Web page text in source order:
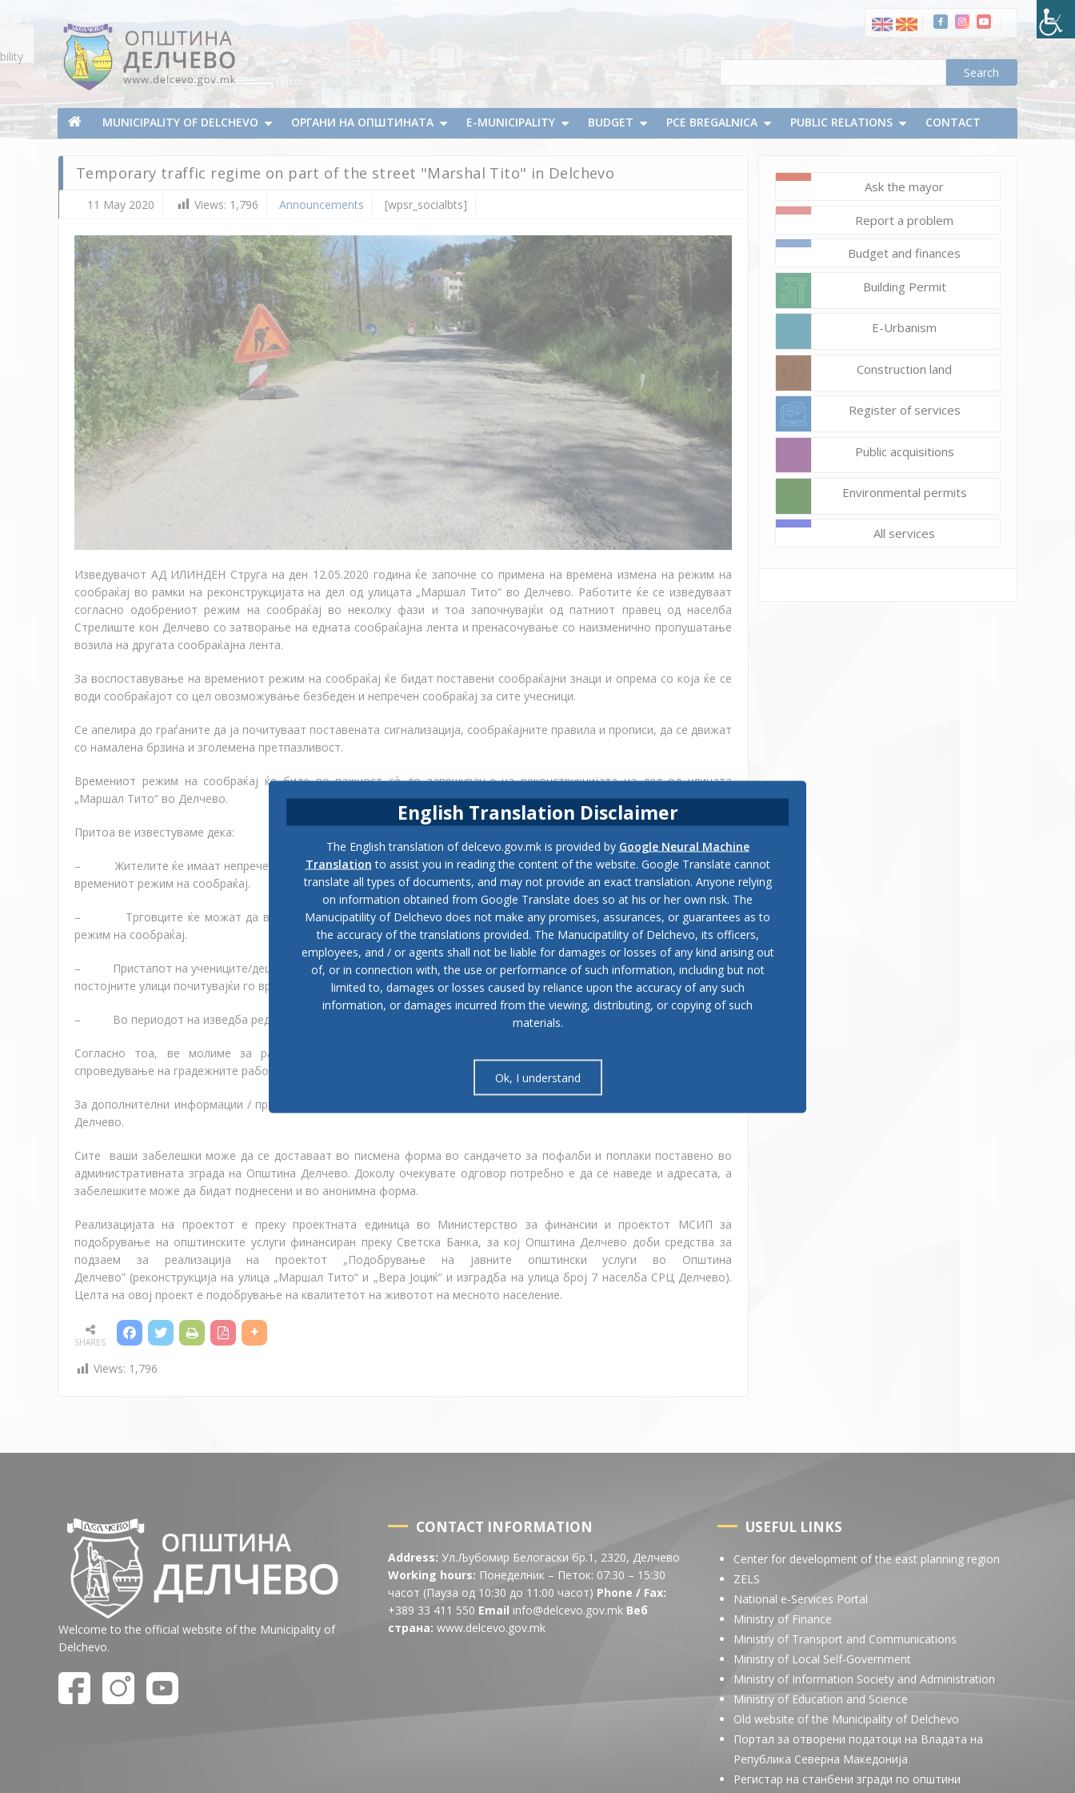
Municipality of Delchevo
Municipality of Delchevo
MUNICIPALITY OF DELCHEVO ОРГАНИ НА ОПШТИНАТА E-MUNICIPALITY BUDGET PCE BREGALNICA PUBLIC RELATIONS CONTACT
Temporary traffic regime on part of the street "Marshal Tito" in Delchevo
11 May 2020 Views: 1,796 Announcements [wpsr_socialbts]
part
street
"Marshal
Tito"
in
Изведувачот АД ИЛИНДЕН Струга на ден 12.05.2020 година ќе започне со примена на времена измена на режим на
сообраќај во рамки на реконструкцијата на дел од улицата „Маршал Тито“ во Делчево. Работите ќе се изведуваат
согласно одобрениот режим на сообраќај во неколку фази и тоа започнувајќи од патниот правец од населба
Стрелиште кон Делчево со затворање на едната сообраќајна лента и пренасочување со наизменично пропушатање
возила на другата сообраќајна лента.
За воспоставување на времениот режим на сообраќај ќе бидат поставени сообраќајни знаци и опрема со која ќе се
води сообраќајот со цел овозможување безбеден и непречен сообраќај за сите учесници.
Се апелира до граѓаните да ја почитуваат поставената сигнализација, сообраќајните правила и прописи, да се движат
со намалена брзина и зголемена претпазливост.
Времениот режим на сообраќај ќе биде во важност сѐ до завршување на реконструкцијата на дел од улицата
„Маршал Тито“ во Делчево.
Притоа ве известуваме дека:
– Жителите ќе имаат непречен пристап до централното градско подрачје преку постојните улици почитувајќи го
времениот режим на сообраќај.
– Трговците ќе можат да вршат дотур на стока секој ден преку постојните улици почитувајќи го времениот
режим на сообраќај.
–
Пристапот на учениците/децата / родителите и персоналот на училиштето/градинката ќе биде возможен преку
постојните улици почитувајќи го времениот режим на сообраќај.
– Во периодот на изведба редовно ќе бидат ажурирани информациите за изведбата.
Согласно тоа, ве молиме за разбирање и соодветно прилагодување на потребите за брзо и навремено
спроведување на градежните работи.
За дополнителни информации / прашања, обрате се кај Звонко Атанасов, телефонски број 075/367-901 од Општина
Делчево.
Сите ваши забелешки може да се доставаат во писмена форма во сандачето за пофалби и поплаки поставено во
административната зграда на Општина Делчево. Доколу очекувате одговор потребно е да се наведе и адресата, а
забелешките може да бидат поднесени и во анонимна форма.
Реализацијата на проектот е преку проектната единица во Министерство за финансии и проектот МСИП за
подобрување на општинските услуги финансиран преку Светска Банка, за кој Општина Делчево доби средства за
подзаем за реализација на проектот „Подобрување на јавните општински услуги во Општина
Делчево” (реконструкција на улица „Маршал Тито“ и „Вера Јоциќ“ и изградба на улица број 7 населба СРЦ Делчево).
Целта на овој проект е подобрување на квалитетот на животот на месното население.
SHARES
Views: 1,796
Ask the mayor
Report a problem
Budget and finances
Building Permit
E-Urbanism
Construction land
Register of services
Public acquisitions
Environmental permits
All services
Welcome to the official website of the Municipality of
Delchevo.
CONTACT INFORMATION
Address: Ул.Љубомир Белогаски бр.1, 2320, Делчево
Working hours: Понеделник – Петок: 07:30 – 15:30
часот (Пауза од 10:30 до 11:00 часот) Phone / Fax:
+389 33 411 550 Email info@delcevo.gov.mk Веб
страна: www.delcevo.gov.mk
USEFUL LINKS
Center for development of the east planning region
ZELS
National e-Services Portal
Ministry of Finance
Ministry of Transport and Communications
Ministry of Local Self-Government
Ministry of Information Society and Administration
Ministry of Education and Science
Old website of the Municipality of Delchevo
Портал за отворени податоци на Владата на
Република Северна Македонија
Регистар на станбени згради по општини
English Translation Disclaimer
The English translation of delcevo.gov.mk is provided by Google Neural Machine
Translation to assist you in reading the content of the website. Google Translate cannot
translate all types of documents, and may not provide an exact translation. Anyone relying
on information obtained from Google Translate does so at his or her own risk. The
Manucipatility of Delchevo does not make any promises, assurances, or guarantees as to
the accuracy of the translations provided. The Manucipatility of Delchevo, its officers,
employees, and / or agents shall not be liable for damages or losses of any kind arising out
of, or in connection with, the use or performance of such information, including but not
limited to, damages or losses caused by reliance upon the accuracy of any such
information, or damages incurred from the viewing, distributing, or copying of such
materials.
Ok, I understand